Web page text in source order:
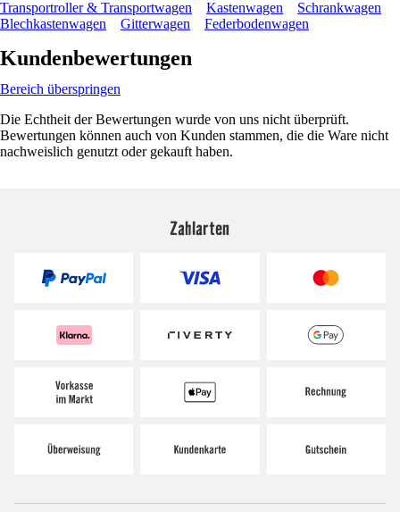
Transportroller & Transportwagen
Kastenwagen
Schrankwagen
Blechkastenwagen
Gitterwagen Federbodenwagen
Kundenbewertungen
Bereich überspringen
Die Echtheit der Bewertungen wurde von uns nicht überprüft.
Bewertungen können auch von Kunden stammen, die die Ware nicht
nachweislich genutzt oder gekauft haben.
Zahlarten